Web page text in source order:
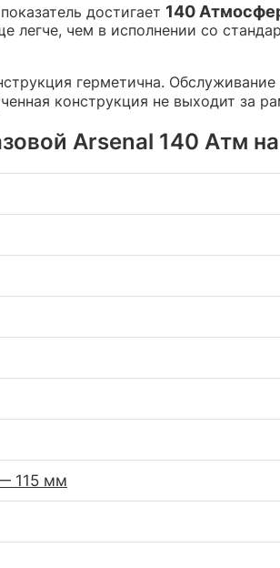
достигает 140
легче, чем в исполнении со
герметична.
конструкция не выходит за
Arsenal 140 Атм
115 мм